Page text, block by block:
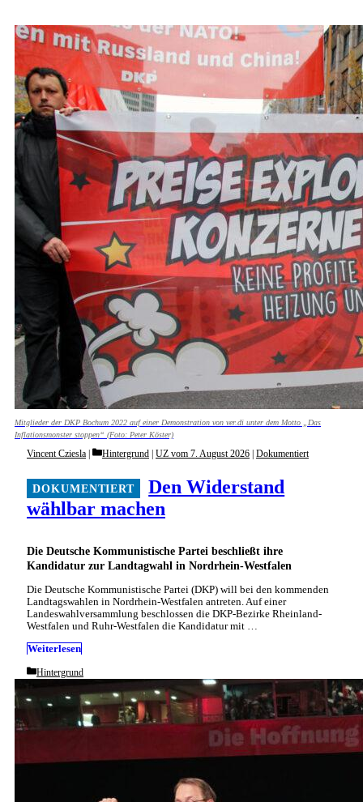
Mitglieder der DKP Bochum 2022 auf einer Demonstration von ver.di unter dem Motto „Das
Inflationsmonster stoppen“ (Foto: Peter Köster)
Die Deutsche Kommunistische Partei beschließt ihre
Kandidatur zur Landtagwahl in Nordrhein-Westfalen
Den Widerstand
wählbar machen
Vincent Cziesla Categories
Hintergrund UZ vom 7. August 2026 Dokumentiert
Die Deutsche Kommunistische Partei (DKP) will bei den kommenden
Landtagswahlen in Nordrhein-Westfalen antreten. Auf einer
Landeswahlversammlung beschlossen die DKP-Bezirke Rheinland-
Westfalen und Ruhr-Westfalen die Kandidatur mit …
Weiterlesen
Categories
Hintergrund